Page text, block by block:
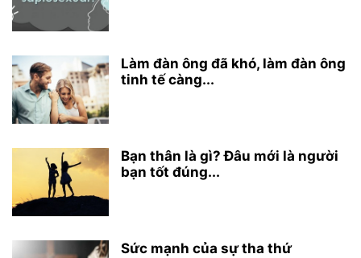
Làm đàn ông đã khó, làm đàn ông
tinh tế càng...
Bạn thân là gì? Đâu mới là người
bạn tốt đúng...
Sức mạnh của sự tha thứ